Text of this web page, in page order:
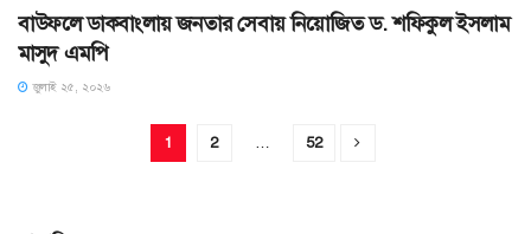
বাউফলে ডাকবাংলায় জনতার সেবায় নিয়োজিত ড. শফিকুল ইসলাম
মাসুদ এমপি
জুলাই ২৫, ২০২৬
1 2 … 52